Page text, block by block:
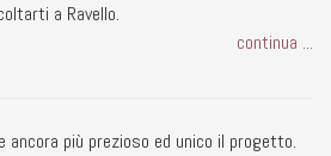
a Ravello.
continua ...
ancora più prezioso ed unico il progetto.